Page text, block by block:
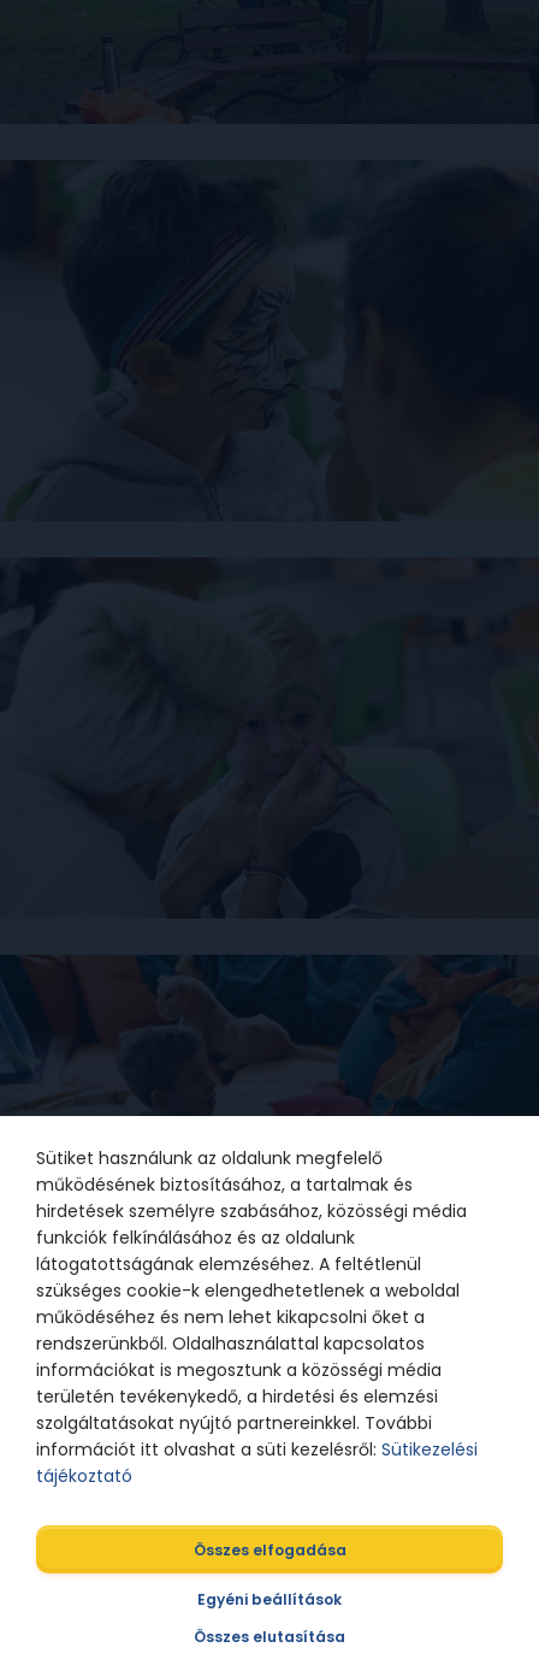
Sütiket használunk az oldalunk megfelelő
működésének biztosításához, a tartalmak és
hirdetések személyre szabásához, közösségi média
funkciók felkínálásához és az oldalunk
látogatottságának elemzéséhez. A feltétlenül
szükséges cookie-k elengedhetetlenek a weboldal
működéséhez és nem lehet kikapcsolni őket a
rendszerünkből. Oldalhasználattal kapcsolatos
információkat is megosztunk a közösségi média
területén tevékenykedő, a hirdetési és elemzési
szolgáltatásokat nyújtó partnereinkkel. További
információt itt olvashat a süti kezelésről: Sütikezelési
tájékoztató
Összes elfogadása
Egyéni beállítások
Összes elutasítása